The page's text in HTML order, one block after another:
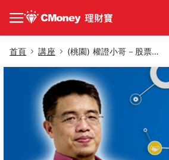
首頁 講座 (桃園) 權證小哥－股票基礎特訓班